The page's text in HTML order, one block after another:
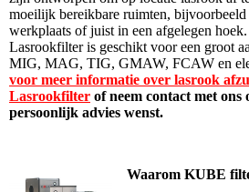
moeilijk bereikbare ruimten, bijvoorbeeld
werkplaats of juist in een afgelegen
Lasrookfilter is geschikt voor een groot
MIG, MAG, TIG, GMAW, FCAW en
voor meer informatie over lasrook
Lasrookfilter of neem contact met ons
persoonlijk advies wenst.
Waarom KUBE